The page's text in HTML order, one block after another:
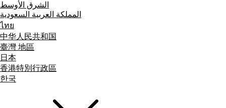
الشرق الأوسط
المملكة العربية السعودية
ไทย
中华人民共和国
臺灣 地區
日本
香港特別行政區
한국